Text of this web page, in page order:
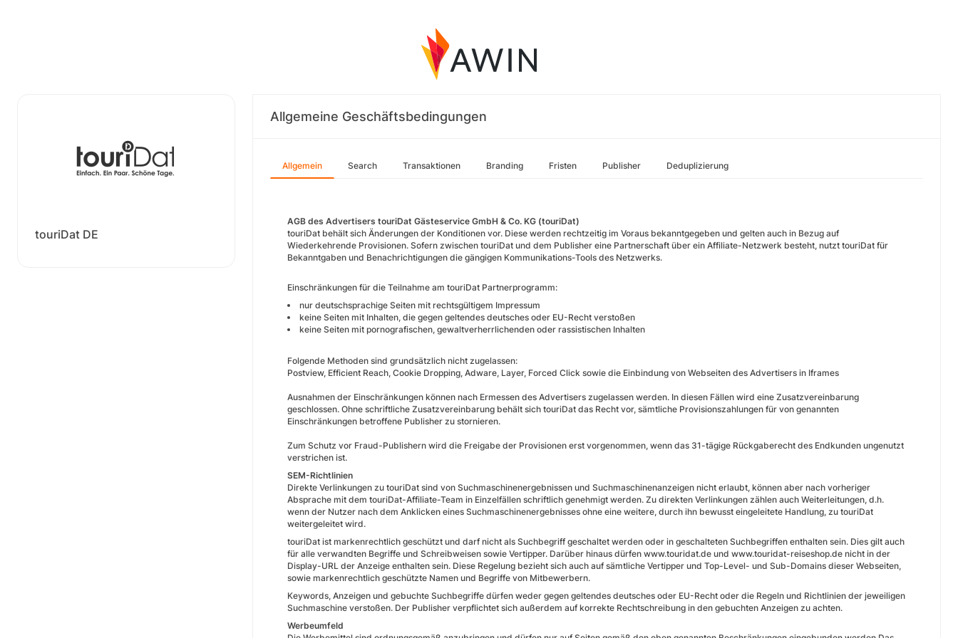
touriDat DE
Allgemeine Geschäftsbedingungen
Allgemein Search Transaktionen Branding Fristen Publisher Deduplizierung
AGB des Advertisers touriDat Gästeservice GmbH & Co. KG (touriDat)
touriDat behält sich Änderungen der Konditionen vor. Diese werden rechtzeitig im Voraus bekanntgegeben und gelten auch in Bezug auf
Wiederkehrende Provisionen. Sofern zwischen touriDat und dem Publisher eine Partnerschaft über ein Affiliate-Netzwerk besteht, nutzt touriDat für
Bekanntgaben und Benachrichtigungen die gängigen Kommunikations-Tools des Netzwerks.
Einschränkungen für die Teilnahme am touriDat Partnerprogramm:
nur deutschsprachige Seiten mit rechtsgültigem Impressum
keine Seiten mit Inhalten, die gegen geltendes deutsches oder EU-Recht verstoßen
keine Seiten mit pornografischen, gewaltverherrlichenden oder rassistischen Inhalten
Folgende Methoden sind grundsätzlich nicht zugelassen:
Postview, Efficient Reach, Cookie Dropping, Adware, Layer, Forced Click sowie die Einbindung von Webseiten des Advertisers in Iframes
Ausnahmen der Einschränkungen können nach Ermessen des Advertisers zugelassen werden. In diesen Fällen wird eine Zusatzvereinbarung
geschlossen. Ohne schriftliche Zusatzvereinbarung behält sich touriDat das Recht vor, sämtliche Provisionszahlungen für von genannten
Einschränkungen betroffene Publisher zu stornieren.
Zum Schutz vor Fraud-Publishern wird die Freigabe der Provisionen erst vorgenommen, wenn das 31-tägige Rückgaberecht des Endkunden ungenutzt
verstrichen ist.
SEM-Richtlinien
Direkte Verlinkungen zu touriDat sind von Suchmaschinenergebnissen und Suchmaschinenanzeigen nicht erlaubt, können aber nach vorheriger
Absprache mit dem touriDat-Affiliate-Team in Einzelfällen schriftlich genehmigt werden. Zu direkten Verlinkungen zählen auch Weiterleitungen, d.h.
wenn der Nutzer nach dem Anklicken eines Suchmaschinenergebnisses ohne eine weitere, durch ihn bewusst eingeleitete Handlung, zu touriDat
weitergeleitet wird.
touriDat ist markenrechtlich geschützt und darf nicht als Suchbegriff geschaltet werden oder in geschalteten Suchbegriffen enthalten sein. Dies gilt auch
für alle verwandten Begriffe und Schreibweisen sowie Vertipper. Darüber hinaus dürfen www.touridat.de und www.touridat-reiseshop.de nicht in der
Display-URL der Anzeige enthalten sein. Diese Regelung bezieht sich auch auf sämtliche Vertipper und Top-Level- und Sub-Domains dieser Webseiten,
sowie markenrechtlich geschützte Namen und Begriffe von Mitbewerbern.
Keywords, Anzeigen und gebuchte Suchbegriffe dürfen weder gegen geltendes deutsches oder EU-Recht oder die Regeln und Richtlinien der jeweiligen
Suchmaschine verstoßen. Der Publisher verpflichtet sich außerdem auf korrekte Rechtschreibung in den gebuchten Anzeigen zu achten.
Werbeumfeld